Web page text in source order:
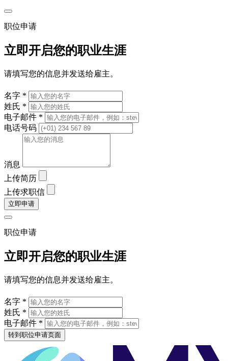
职位申请
立即开启您的职业生涯
请填写您的信息并发送给雇主。
名字 *
姓氏 *
电子邮件 *
电话号码
消息
上传简历
上传求职信
立即申请
职位申请
立即开启您的职业生涯
请填写您的信息并发送给雇主。
名字 *
姓氏 *
电子邮件 *
转到职位申请页面